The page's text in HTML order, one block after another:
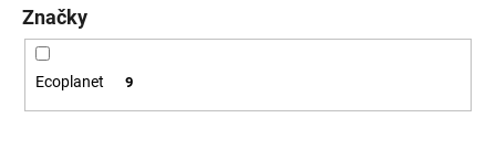
Značky
Ecoplanet 9
m
e
SAUNA